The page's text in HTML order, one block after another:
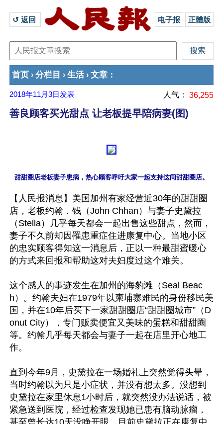
↺ 返回 电子报 正體版
首页 › 分栏目 › 生活 › 文章 ：
2018年11月3日 发表 人气： 36,255
善良顾客买光甜点 让老板提早陪病妻(图)
【人民报消息】美国加州有家经营近30年的甜甜圈
店，老板约翰．钱（John Chhan）与妻子史黛拉
（Stella）几乎每天都会一起出售这些甜点，然而，
妻子不久前却因罹患重症住进康复中心。当地小区
的忠实顾客得知这一消息后，正以一种最甜蜜暖心
的方式来回报和帮助这对夫妇度过这个难关。
这个感人的事迹发生在加州的海豹滩（Seal Beac
h）。约翰夫妇在1979年以柬埔寨难民的身份移民美
国，并在10年后买下一家甜甜圈店“甜甜圈城市”（D
onut City），专门贩卖便宜又美味的蛋糕和甜甜圈
等。约翰几乎每天都会与妻子一起在店里开心地工
作。
直到今年9月，史黛拉在一场婚礼上突然觉得头晕，
当时约翰以为只是小症状，并没有想太多。没想到
史黛拉在家里休息1小时后，就突然没办法说话，被
紧急送到医院，经过检查发现她已患有脑动脉瘤，
甚至曾长达10天没睁开眼，目前史黛拉正在康复中